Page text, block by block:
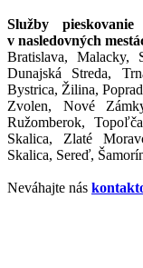
Služby
v nasledovných
Bratislava, Malacky,
Dunajská Streda,
Bystrica, Žilina,
Zvolen, Nové
Ružomberok,
Skalica, Zlaté
Skalica, Sereď,
Neváhajte nás